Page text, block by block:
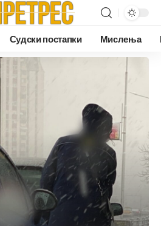
Судски постапки Мислења